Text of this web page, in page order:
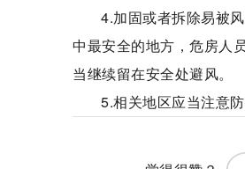
4.加固或者拆除易被
中最安全的地方，危房人
当继续留在安全处避风。
5.相关地区应当注意